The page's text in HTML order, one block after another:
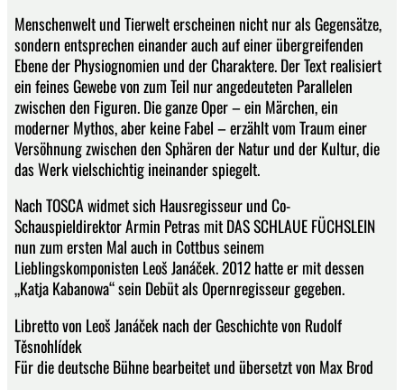
Menschenwelt und Tierwelt erscheinen nicht nur als Gegensätze,
sondern entsprechen einander auch auf einer übergreifenden
Ebene der Physiognomien und der Charaktere. Der Text realisiert
ein feines Gewebe von zum Teil nur angedeuteten Parallelen
zwischen den Figuren. Die ganze Oper – ein Märchen, ein
moderner Mythos, aber keine Fabel – erzählt vom Traum einer
Versöhnung zwischen den Sphären der Natur und der Kultur, die
das Werk vielschichtig ineinander spiegelt.
Nach TOSCA widmet sich Hausregisseur und Co-
Schauspieldirektor Armin Petras mit DAS SCHLAUE FÜCHSLEIN
nun zum ersten Mal auch in Cottbus seinem
Lieblingskomponisten Leoš Janáček. 2012 hatte er mit dessen
„Katja Kabanowa“ sein Debüt als Opernregisseur gegeben.
Libretto von Leoš Janáček nach der Geschichte von Rudolf
Těsnohlídek
Für die deutsche Bühne bearbeitet und übersetzt von Max Brod